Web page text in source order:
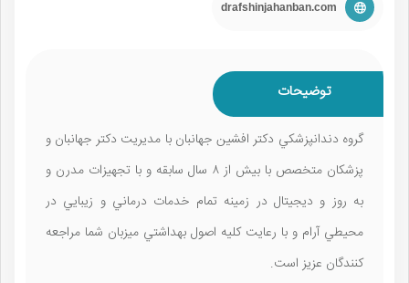
drafshinjahanban.com
توضیحات
گروه دندانپزشكي دكتر افشين جهانبان با مديريت دكتر جهانبان و
پزشكان متخصص با بيش از ٨ سال سابقه و با تجهيزات مدرن و
به روز و ديجيتال در زمينه تمام خدمات درماني و زيبايي در
محيطي آرام و با رعايت كليه اصول بهداشتي ميزبان شما مراجعه
كنندگان عزيز است.